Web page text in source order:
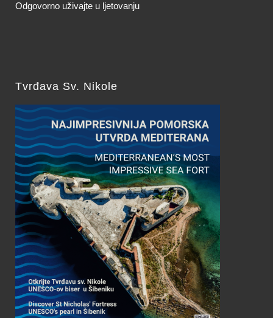
Odgovorno uživajte u ljetovanju
Tvrđava Sv. Nikole